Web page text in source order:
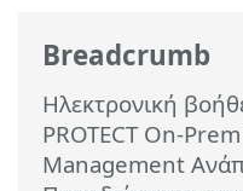
Breadcrumb
Ηλεκτρονική
PROTECT On-Prem
Management